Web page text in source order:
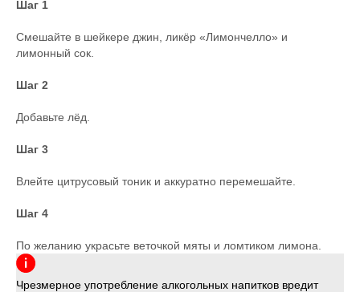
Шаг 1
Смешайте в шейкере джин, ликёр «Лимончелло» и
лимонный сок.
Шаг 2
Добавьте лёд.
Шаг 3
Влейте цитрусовый тоник и аккуратно перемешайте.
Шаг 4
По желанию украсьте веточкой мяты и ломтиком лимона.
Чрезмерное употребление алкогольных напитков вредит